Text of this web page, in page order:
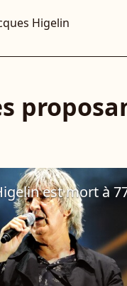
Higelin
est mort à